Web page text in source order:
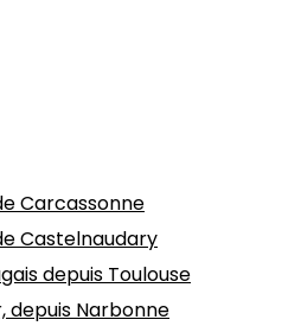
Carcassonne
Castelnaudary
depuis Toulouse
depuis Narbonne